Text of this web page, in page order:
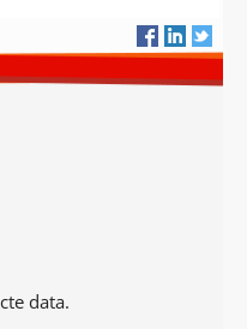
data.